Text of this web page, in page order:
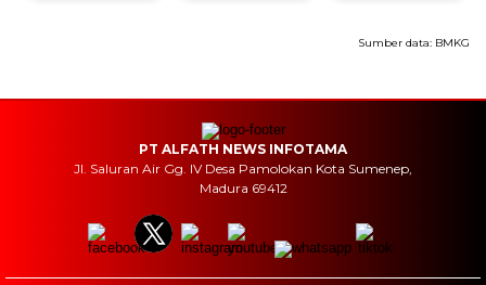
Sumber data: BMKG
PT ALFATH NEWS INFOTAMA
Jl. Saluran Air Gg. IV Desa Pamolokan Kota Sumenep,
Madura 69412